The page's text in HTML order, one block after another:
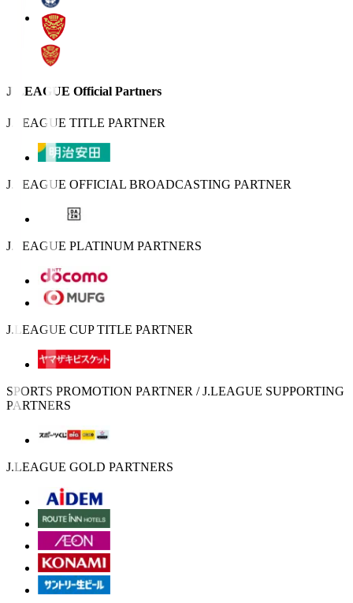
J.LEAGUE Official Partners
J.LEAGUE TITLE PARTNER
J.LEAGUE OFFICIAL BROADCASTING PARTNER
J.LEAGUE PLATINUM PARTNERS
J.LEAGUE CUP TITLE PARTNER
SPORTS PROMOTION PARTNER / J.LEAGUE SUPPORTING
PARTNERS
J.LEAGUE GOLD PARTNERS